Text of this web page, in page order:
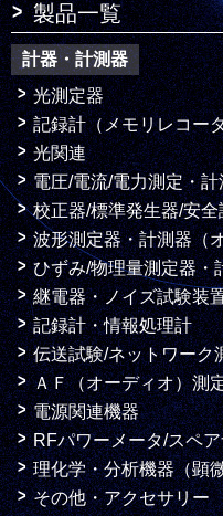
製品一覧
計器・計測器
光測定器
記録計（メモリレコー
光関連
電圧/電流/電力測定・計
校正器/標準発生器/安全
波形測定器・計測器（
ひずみ/物理量測定器・
継電器・ノイズ試験装
記録計・情報処理計
伝送試験/ネットワーク
ＡＦ（オーディオ）測
電源関連機器
RFパワーメータ/スペ
理化学・分析機器（顕
その他・アクセサリー